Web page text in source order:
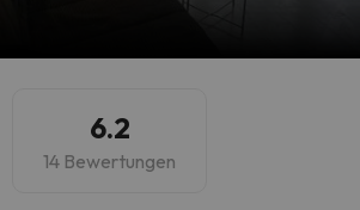
6.2
14 Bewertungen